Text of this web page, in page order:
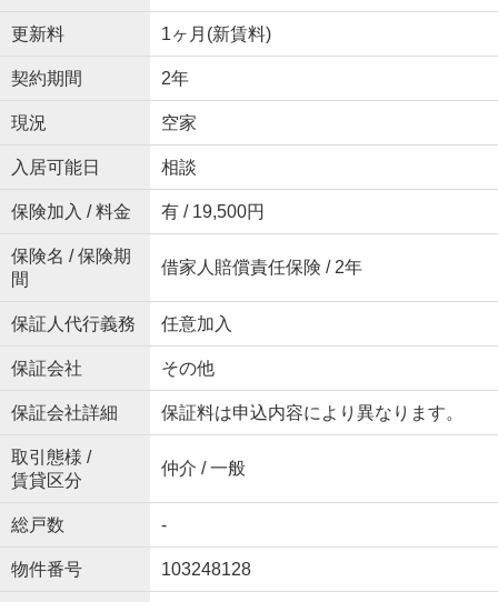
更新料 1ヶ月(新賃料)
契約期間 2年
現況 空家
入居可能日 相談
保険加入 / 料金 有 / 19,500円
保険名 / 保険期
間
借家人賠償責任保険 / 2年
保証人代行義務 任意加入
保証会社 その他
保証会社詳細 保証料は申込内容により異なります。
取引態様 /
賃貸区分
仲介 / 一般
総戸数 -
物件番号 103248128